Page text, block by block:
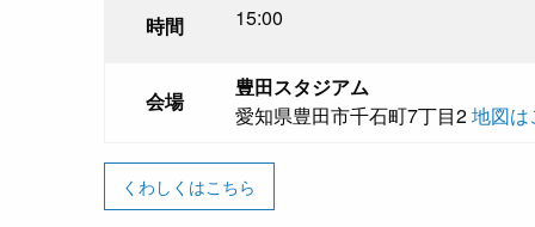
時間 15:00
会場
豊田スタジアム
愛知県豊田市千石町7丁目2地図は
くわしくはこちら